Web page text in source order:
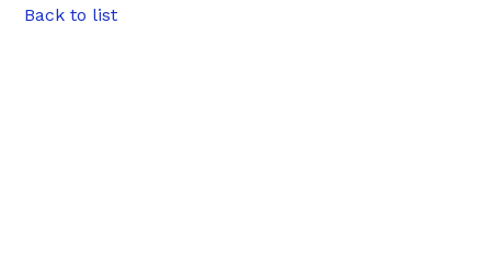
Back to list